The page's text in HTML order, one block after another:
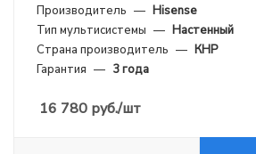
Производитель — Hisense
Тип мультисистемы — Настенный
Страна производитель — КНР
Гарантия — 3 года
16 780 руб./шт